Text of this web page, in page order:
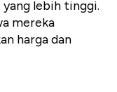
yang lebih tinggi.
mereka
harga dan